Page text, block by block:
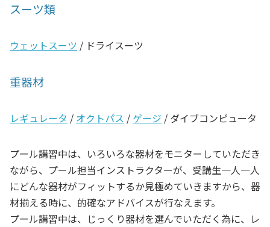
スーツ類
ウェットスーツ / ドライスーツ
重器材
レギュレータ / オクトパス / ゲージ / ダイブコンピュータ
プール講習中は、いろいろな器材をモニターしていただき
ながら、プール担当インストラクターが、受講生一人一人
にどんな器材がフィットするか見極めていきますから、器
材揃える時に、的確なアドバイスが行なえます。
プール講習中は、じっくり器材を選んでいただく為に、レ